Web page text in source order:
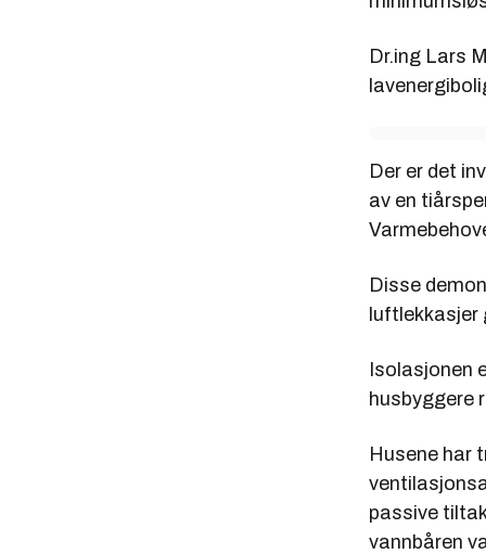
Dr.ing Lars
Der er det
av en
Disse
luftlekkasjer
Isolasjonen
husbyggere
Husene har
passive
vannbåren